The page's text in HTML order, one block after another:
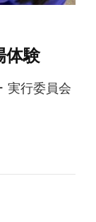
体験
実行委員会